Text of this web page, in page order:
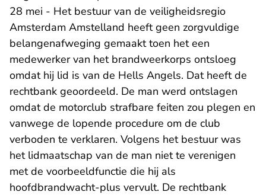
28 mei - Het bestuur van de veiligheidsregio
Amsterdam Amstelland heeft geen zorgvuldige
belangenafweging gemaakt toen het een
medewerker van het brandweerkorps ontsloeg
omdat hij lid is van de Hells Angels. Dat heeft de
rechtbank geoordeeld. De man werd ontslagen
omdat de motorclub strafbare feiten zou plegen en
vanwege de lopende procedure om de club
verboden te verklaren. Volgens het bestuur was
het lidmaatschap van de man niet te verenigen
met de voorbeeldfunctie die hij als
hoofdbrandwacht-plus vervult. De rechtbank